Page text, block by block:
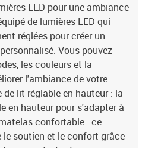
LED pour une ambiance
de lumières LED qui
réglées pour créer un
Vous pouvez
les couleurs et la
l'ambiance de votre
de lit réglable en hauteur : la
en hauteur pour s'adapter à
confortable : ce
le soutien et le confort grâce